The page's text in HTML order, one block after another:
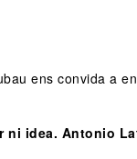
ens convida a
ni idea. Antonio